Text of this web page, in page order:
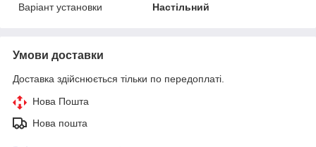
Варіант установки
Настільний
Умови доставки
Доставка здійснюється тільки по передоплаті.
Нова Пошта
Нова пошта